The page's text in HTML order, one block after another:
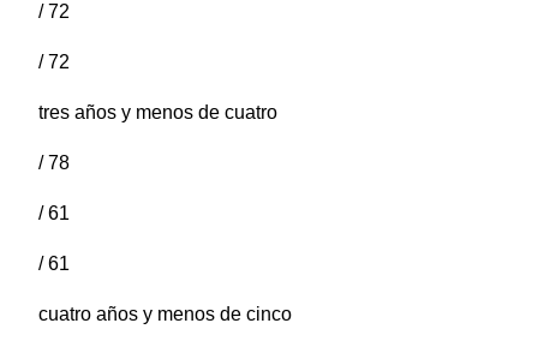
/ 72
/ 72
tres años y menos de cuatro
/ 78
/ 61
/ 61
cuatro años y menos de cinco